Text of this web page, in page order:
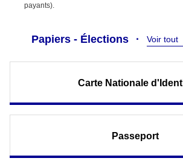
payants).
Papiers - Élections Voir tout
Carte Nationale
Passeport